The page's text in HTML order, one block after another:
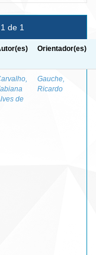
de 1
Orientador(es)
de
Gauche,
Ricardo